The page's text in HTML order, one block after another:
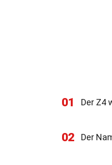
01 Der Z4
02 Der